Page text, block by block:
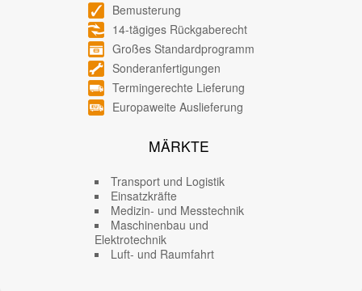
Bemusterung
14-tägiges Rückgaberecht
Großes Standardprogramm
Sonderanfertigungen
Termingerechte Lieferung
Europaweite Auslieferung
MÄRKTE
Transport und Logistik
Einsatzkräfte
Medizin- und Messtechnik
Maschinenbau und
Elektrotechnik
Luft- und Raumfahrt